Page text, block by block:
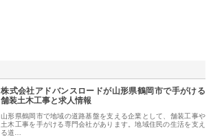
株式会社アドバンスロードが山形県鶴岡市で手がける
舗装土木工事と求人情報
山形県鶴岡市で地域の道路基盤を支える企業として、舗装工事や
土木工事を手がける専門会社があります。地域住民の生活を支え
る道…